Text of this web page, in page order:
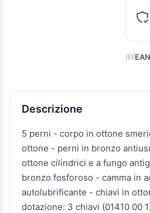
Descrizione e
Descrizione
5 perni - corpo in ottone
ottone - perni in bronzo
ottone cilindrici e a fungo
bronzo fosforoso - camma in
autolubrificante - chiavi in
dotazione: 3 chiavi (01410 00